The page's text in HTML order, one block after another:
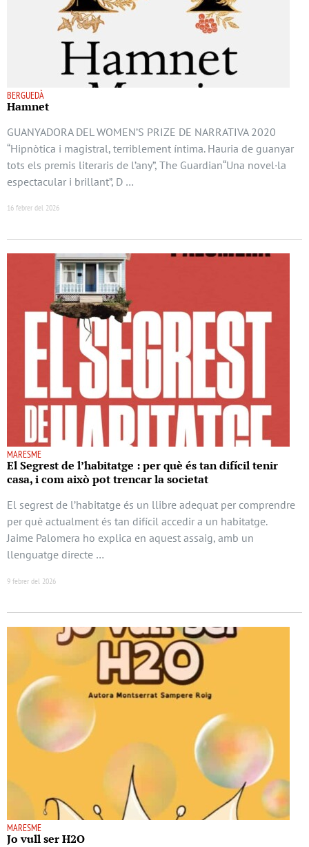
BERGUEDÀ
Hamnet
GUANYADORA DEL WOMEN’S PRIZE DE NARRATIVA 2020
“Hipnòtica i magistral, terriblement íntima. Hauria de guanyar
tots els premis literaris de l’any”, The Guardian“Una novel·la
espectacular i brillant”, D …
16 febrer del 2026
MARESME
El Segrest de l’habitatge : per què és tan difícil tenir
casa, i com això pot trencar la societat
El segrest de l’habitatge és un llibre adequat per comprendre
per què actualment és tan difícil accedir a un habitatge.
Jaime Palomera ho explica en aquest assaig, amb un
llenguatge directe …
9 febrer del 2026
MARESME
Jo vull ser H2O